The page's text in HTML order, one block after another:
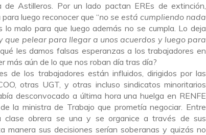
Astilleros. Por un lado pactan EREs de extinción,
luego reconocer que “no se está cumpliendo nada
lo malo para que luego además no se cumpla. Lo deja
que pelear para llegar a unos acuerdos y luego para
les damos falsas esperanzas a los trabajadores en
más aún de lo que nos roban día tras día?
de los trabajadores están influidos, dirigidos por las
otras UGT, y otras incluso sindicatos minoritarios
desconvocado a última hora una huelga en RENFE
la ministra de Trabajo que prometía negociar. Entre
obrera se una y se organice a través de sus
manera sus decisiones serían soberanas y quizás no